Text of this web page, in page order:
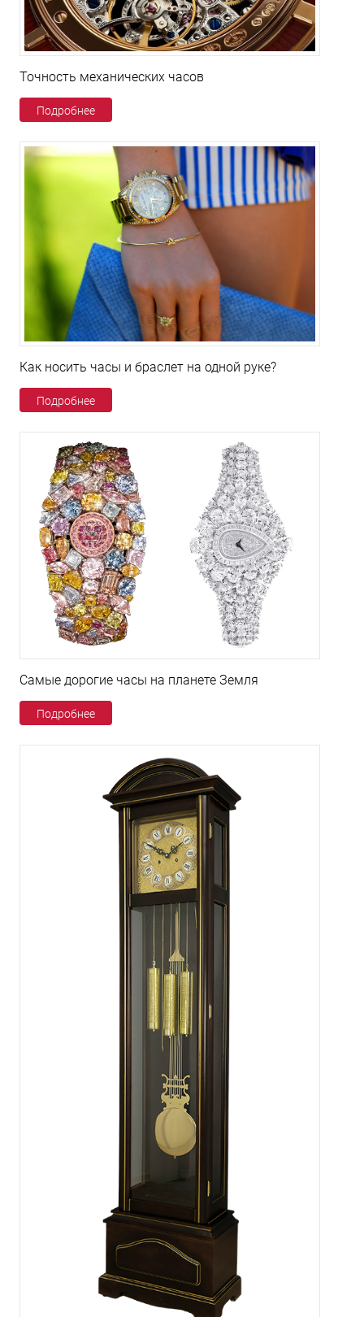
Точность механических часов
Подробнее
Как носить часы и браслет на одной руке?
Подробнее
Самые дорогие часы на планете Земля
Подробнее